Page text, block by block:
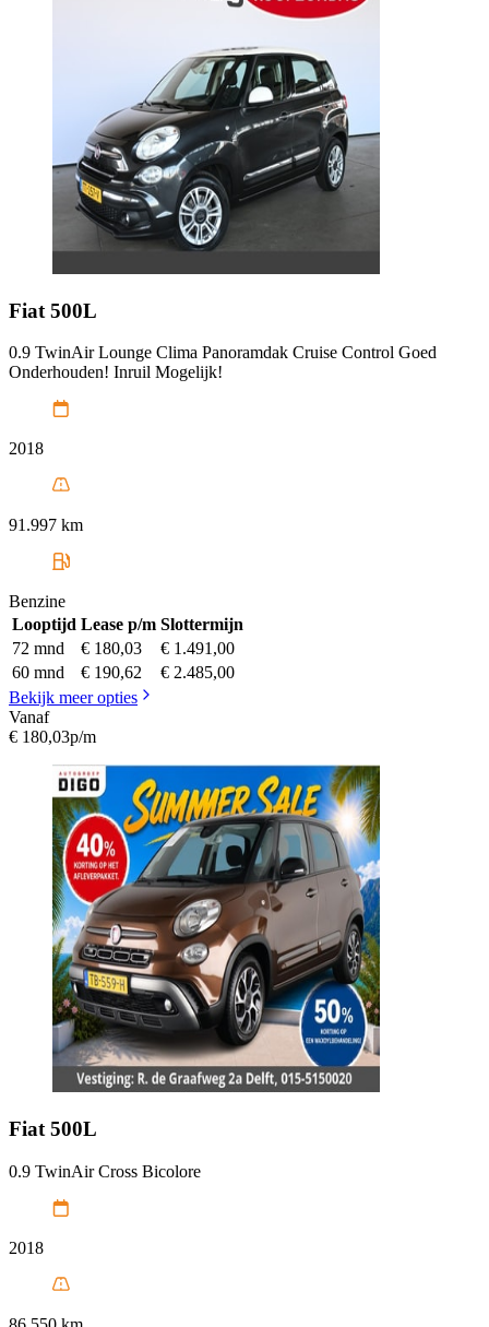
Fiat 500L
0.9 TwinAir Lounge Clima Panoramdak Cruise Control Goed
Onderhouden! Inruil Mogelijk!
2018
91.997 km
Benzine
Looptijd Lease p/m Slottermijn
72 mnd
€ 180,03
€ 1.491,00
60 mnd
€ 190,62
€ 2.485,00
Bekijk meer opties
Vanaf
€ 180,03p/m
Fiat 500L
0.9 TwinAir Cross Bicolore
2018